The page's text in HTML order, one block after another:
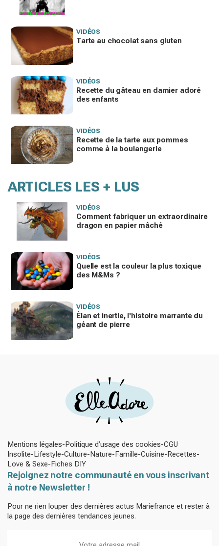
VIDÉOS
Tarte au chocolat sans gluten
VIDÉOS
Recette du gâteau en damier adoré
des enfants
VIDÉOS
Recette de la tarte aux pommes
comme à la boulangerie
ARTICLES LES + LUS
VIDÉOS
Comment fabriquer un extraordinaire
dragon en papier mâché
VIDÉOS
Quelle est la couleur la plus toxique
des M&Ms ?
VIDÉOS
Élan et inertie, l'histoire marrante du
géant de pierre
Mentions légales Politique d’usage des cookies CGU
Insolite Lifestyle Culture Nature Famille Cuisine Recettes
Love & Sexe Fiches DIY
Rejoignez notre communauté en vous inscrivant
à notre Newsletter !
Pour ne rien louper des dernières actus Mariefrance et rester à
la page des dernières tendances jeunes.